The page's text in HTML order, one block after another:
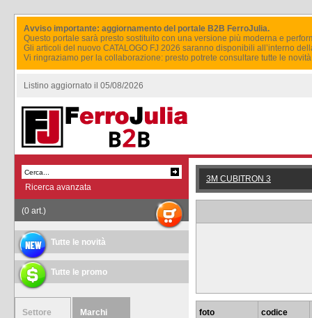
Avviso importante: aggiornamento del portale B2B FerroJulia.
Questo portale sarà presto sostituito con una versione più moderna e
Gli articoli del nuovo CATALOGO FJ 2026 saranno disponibili all’interno
Vi ringraziamo per la collaborazione: presto potrete consultare tutte le
Listino aggiornato il 05/08/2026
Ricerca avanzata
(0 art.)
Tutte le novità
Tutte le promo
Settore Marchi
3M CUBITRON 3
foto codice